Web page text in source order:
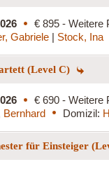
€ 895 - Weitere
Gabriele | Stock, Ina
(Level C)
€ 690 - Weitere
Bernhard Domizil:
für Einsteiger